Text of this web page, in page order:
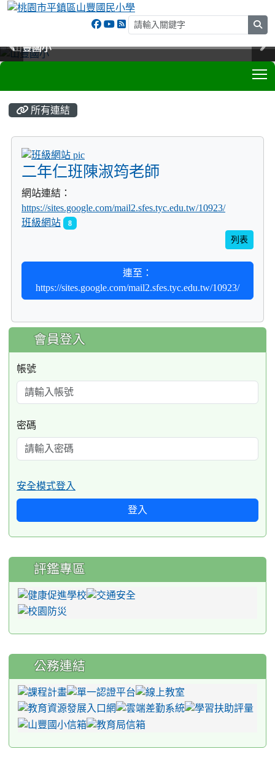
山豐國小
山豐國小
山豐國小
山豐國小
所有連結
title:班級網站
二年仁班陳淑筠老師
網站連結：
https://sites.google.com/mail2.sfes.tyc.edu.tw/10923/
班級網站
8
列表
連至：
https://sites.google.com/mail2.sfes.tyc.edu.tw/10923/
:::
會員登入
帳號
密碼
安全模式登入
登入
評鑑專區
公務連結